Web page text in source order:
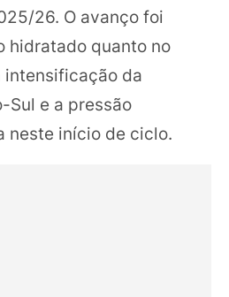
26. O avanço foi
hidratado quanto no
da
Sul e a pressão
neste início de ciclo.